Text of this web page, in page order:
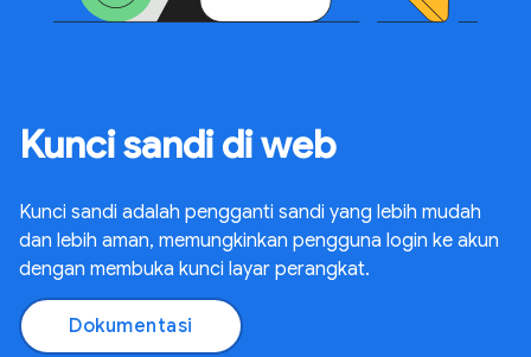
Kunci sandi di web
Kunci sandi adalah pengganti sandi yang lebih mudah
dan lebih aman, memungkinkan pengguna login ke akun
dengan membuka kunci layar perangkat.
Dokumentasi